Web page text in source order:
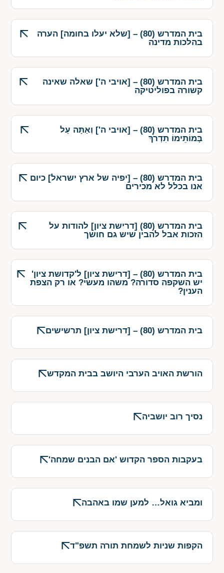
בית המדרש (80) – [שלא יעלו בחומה] הערה
בהלכות מדינה
בית המדרש (80) – [אויבי ה'] שאלה שאינה
קשורה בפוליטיקה
בית המדרש (80) – [אויבי ה'] וְאַתָּה עַל
בָּמוֹתֵימוֹ תִדְרֹךְ
בית המדרש (80) – [יפיה של ארץ ישראל] כיום
אנו בכלל לא מכירים
בית המדרש (80) [דרישת ציון] להודות על
הזכות אבל להבין שיש גם חושך
בית המדרש (80) – [דרישת ציון] ל'קדושת ציון'
יש השקפה סדורה? משהו מעשי? או רק הצפת
הענין?
בית המדרש (80) – [דרישת ציון] תרשישים
הורשת האויב הערבי היושב בבית המקדש
נסיך רוב יושביה
בעקבות הספר הקדוש 'אם הבנים שמחה'
ומביא גואל… למען שמו באהבה
הקפות שניות לשמחת תורה תשפ"ד